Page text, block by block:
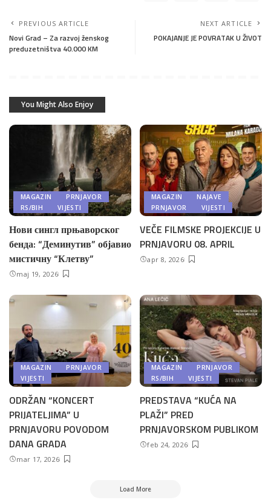
PREVIOUS ARTICLE
Novi Grad – Za razvoj ženskog
preduzetništva 40.000 KM
NEXT ARTICLE
POKAJANJE JE POVRATAK U ŽIVOT
You Might Also Enjoy
MAGAZIN
PRNJAVOR
RS/BIH
VIJESTI
Нови сингл прњаворског
бенда: “Деминутив” објавио
мистичну “Клетву”
maj 19, 2026
MAGAZIN
NAJAVE
PRNJAVOR
VIJESTI
VEČE FILMSKE PROJEKCIJE U
PRNJAVORU 08. APRIL
apr 8, 2026
MAGAZIN
PRNJAVOR
VIJESTI
ODRŽAN “KONCERT
PRIJATELJIMA” U
PRNJAVORU POVODOM
DANA GRADA
mar 17, 2026
MAGAZIN
PRNJAVOR
RS/BIH
VIJESTI
PREDSTAVA “KUĆA NA
PLAŽI” PRED
PRNJAVORSKOM PUBLIKOM
feb 24, 2026
Load More